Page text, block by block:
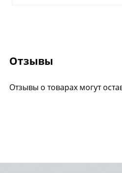
Отзывы
Отзывы о товарах могут